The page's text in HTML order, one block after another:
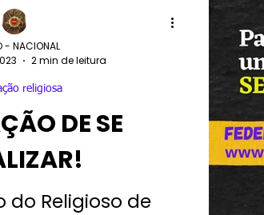
DE SE
do Religioso de
religiosa
- NACIONAL
2 min de leitura